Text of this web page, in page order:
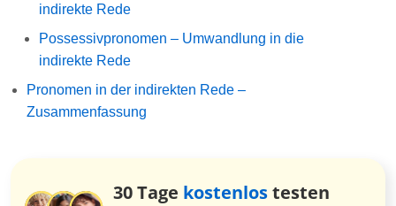
indirekte Rede
Possessivpronomen – Umwandlung in die
indirekte Rede
Pronomen in der indirekten Rede –
Zusammenfassung
30 Tage kostenlostesten